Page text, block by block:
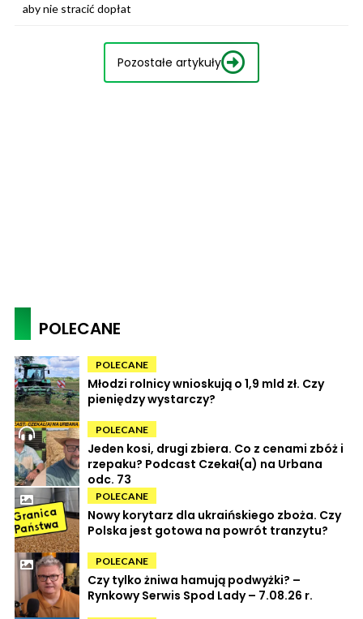
aby nie stracić dopłat
Pozostałe artykuły
POLECANE
POLECANE
Młodzi rolnicy wnioskują o 1,9 mld zł. Czy
pieniędzy wystarczy?
POLECANE
Jeden kosi, drugi zbiera. Co z cenami zbóż i
rzepaku? Podcast Czekał(a) na Urbana
odc. 73
POLECANE
Nowy korytarz dla ukraińskiego zboża. Czy
Polska jest gotowa na powrót tranzytu?
POLECANE
Czy tylko żniwa hamują podwyżki? –
Rynkowy Serwis Spod Lady – 7.08.26 r.